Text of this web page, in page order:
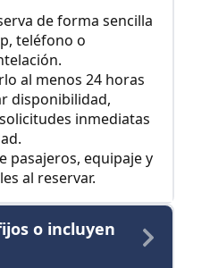
de forma sencilla
teléfono o
al menos 24 horas
disponibilidad,
inmediatas
pasajeros, equipaje y
al reservar.
o incluyen